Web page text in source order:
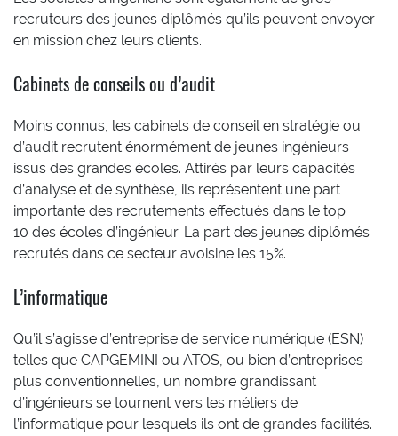
recruteurs des jeunes diplômés qu’ils peuvent envoyer
en mission chez leurs clients.
Cabinets de conseils ou d’audit
Moins connus, les cabinets de conseil en stratégie ou
d’audit recrutent énormément de jeunes ingénieurs
issus des grandes écoles. Attirés par leurs capacités
d’analyse et de synthèse, ils représentent une part
importante des recrutements effectués dans le top
10 des écoles d’ingénieur. La part des jeunes diplômés
recrutés dans ce secteur avoisine les 15%.
L’informatique
Qu’il s’agisse d’entreprise de service numérique (ESN)
telles que CAPGEMINI ou ATOS, ou bien d’entreprises
plus conventionnelles, un nombre grandissant
d’ingénieurs se tournent vers les métiers de
l’informatique pour lesquels ils ont de grandes facilités.